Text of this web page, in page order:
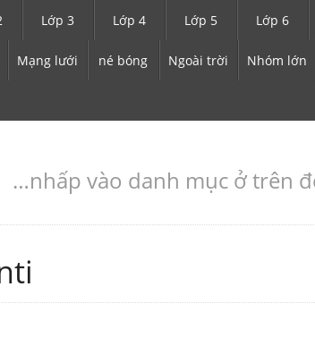
Lớp 3 Lớp 4 Lớp 5 Lớp 6
Mạng lưới né bóng Ngoài trời Nhóm lớn
…nhấp vào danh mục ở trên